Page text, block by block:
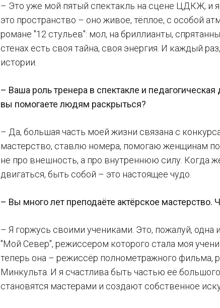
– Это уже мой пятый спектакль на сцене ЦДКЖ, и
это пространство – оно живое, тёплое, с особой
романе "12 стульев": мол, на бриллианты,
стенах есть своя тайна, своя энергия. И каждый
истории.
– Ваша роль тренера в спектакле и
вы помогаете людям раскрыться?
– Да, большая часть моей жизни связана с
мастерство, ставлю номера, помогаю женщинам
не про внешность, а про внутреннюю силу. Когда
двигаться, быть собой – это настоящее чудо.
– Вы много лет преподаёте актёрское мастерство.
– Я горжусь своими учениками. Это, пожалуй,
"Мой Север", режиссером которого стала моя
теперь она – режиссёр полнометражного фильма,
Минкульта. И я счастлива быть частью её
становятся мастерами и создают собственное